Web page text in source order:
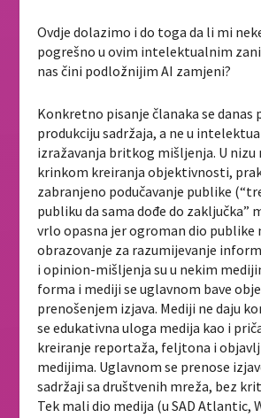
Ovdje dolazimo i do toga da li mi
pogrešno u ovim intelektualnim
nas čini podložnijim AI zamjeni?
Konkretno pisanje članaka se danas
produkciju sadržaja, a ne u
izražavanja britkog mišljenja. U nizu
krinkom kreiranja objektivnosti,
zabranjeno podučavanje publike
publiku da sama dođe do zaključka”
vrlo opasna jer ogroman dio publike
obrazovanje za razumijevanje
i opinion-mišljenja su u nekim
forma i mediji se uglavnom bave
prenošenjem izjava. Mediji ne daju
se edukativna uloga medija kao i
kreiranje reportaža, feljtona i
medijima. Uglavnom se prenose
sadržaji sa društvenih mreža, bez
Tek mali dio medija (u SAD Atlantic,